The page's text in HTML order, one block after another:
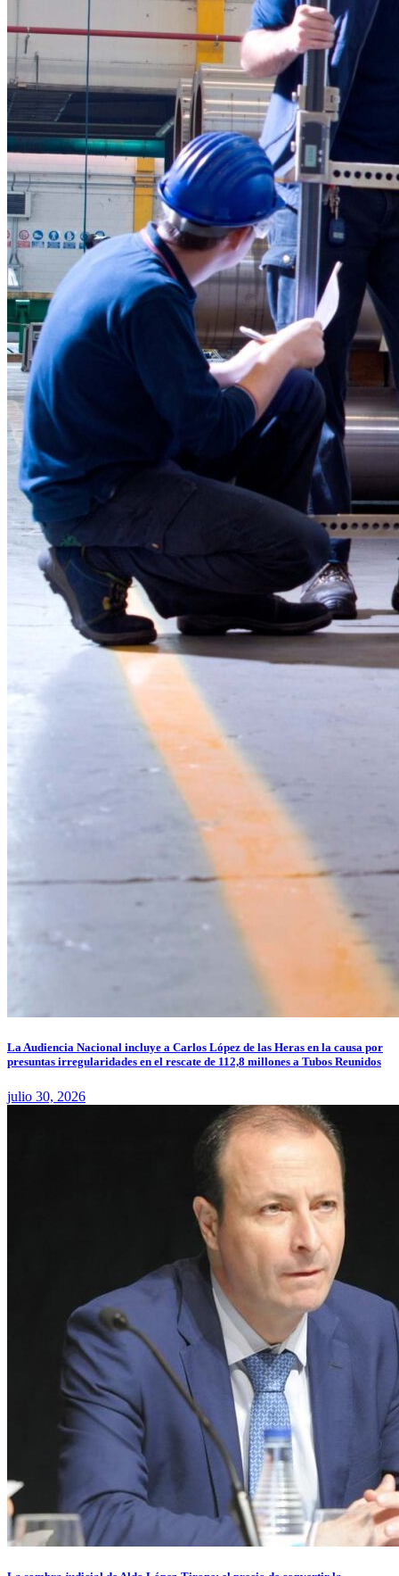
La Audiencia Nacional incluye a Carlos López de las Heras en la causa por
presuntas irregularidades en el rescate de 112,8 millones a Tubos Reunidos
julio 30, 2026